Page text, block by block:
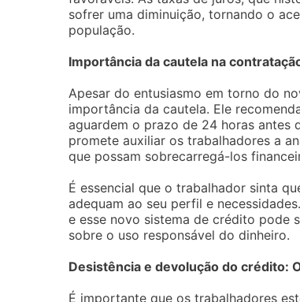
sofrer uma diminuição, tornando o
população.
Importância da cautela na
Apesar do entusiasmo em torno do
importância da cautela. Ele
aguardem o prazo de 24 horas antes
promete auxiliar os trabalhadores a
que possam sobrecarregá-los
É essencial que o trabalhador sinta
adequam ao seu perfil e
e esse novo sistema de crédito pode
sobre o uso responsável do dinheiro.
Desistência e devolução do crédito:
É importante que os trabalhadores